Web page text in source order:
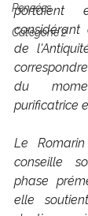
Pensées
Catégorie 2
portaient
de
du
purificatrice
Le
conseille
phase
elle